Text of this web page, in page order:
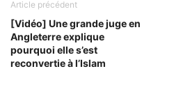
Article précédent
[Vidéo] Une grande juge en
Angleterre explique
pourquoi elle s’est
reconvertie à l’Islam